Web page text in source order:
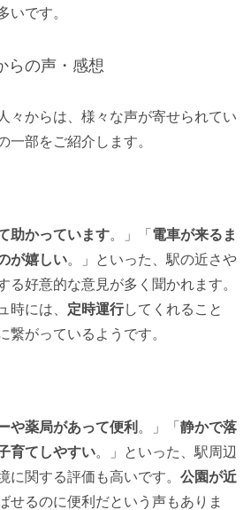
いです。
らの声・感想
々からは、様々な声が寄せられてい
一部をご紹介します。
助かっています。」「 電車が来るま
が嬉しい。」といった、駅の近さや
る好意的な意見が多く聞かれます。
時には、 定時運行してくれること
繋がっているようです。
や薬局があって便利 。」「 静かで落
育てしやすい。」といった、駅周辺
に関する評価も高いです。 公園が近
せるのに便利だという声もありま